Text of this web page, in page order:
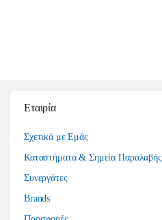
Εταιρία
Σχετικά με Εμάς
Καταστήματα & Σημεία Παραλαβής
Συνεργάτες
Brands